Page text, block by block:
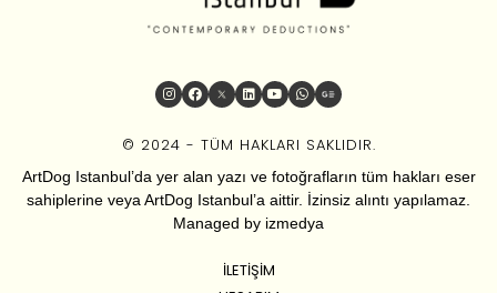
© 2024 - TÜM HAKLARI SAKLIDIR.
ArtDog Istanbul’da yer alan yazı ve fotoğrafların tüm hakları eser
sahiplerine veya ArtDog Istanbul’a aittir. İzinsiz alıntı yapılamaz.
Managed by izmedya
İLETIŞIM